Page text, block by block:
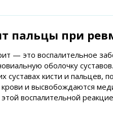
пальцы при
— это воспалительное
оболочку
суставах кисти и пальцев,
крови и высвобождаются
воспалительной